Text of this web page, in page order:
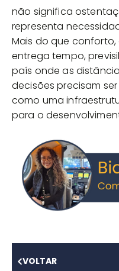
não significa
representa
Mais do que
entrega tempo,
país onde as
decisões precisam
como uma
para o
VOLTAR